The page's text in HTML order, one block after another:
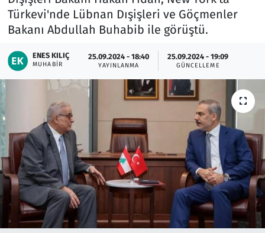
Türkevi'nde Lübnan Dışişleri ve Göçmenler
Bakanı Abdullah Buhabib ile görüştü.
ENES KILIÇ
MUHABIR
25.09.2024 - 18:40
YAYINLANMA
25.09.2024 - 19:09
GÜNCELLEME
Lezzet Durağı
Memur ve Kamu
Otomobil
Oyun
Ramazan
Resmi İlanlar
Rüya Tabirleri